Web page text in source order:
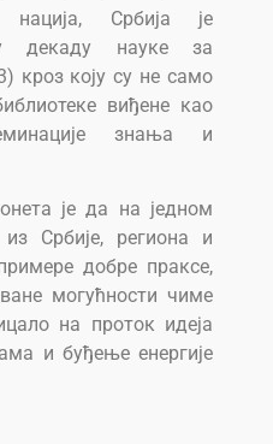
нација, Србија је
декаду науке за
кроз коју су не само
виђене као
знања и
је да на једном
Србије, региона и
добре праксе,
могућности чиме
на проток идеја
и буђење енергије